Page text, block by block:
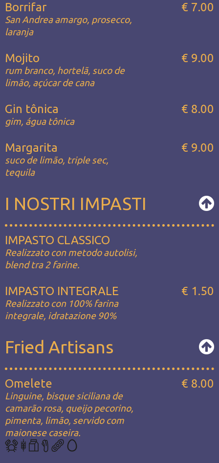
Borrifar
San Andrea amargo, prosecco,
laranja
€ 7.00
Mojito
rum branco, hortelã, suco de
limão, açúcar de cana
€ 9.00
Gin tônica
gim, água tônica
€ 8.00
Margarita
suco de limão, triple sec,
tequila
€ 9.00
I NOSTRI IMPASTI
IMPASTO CLASSICO
Realizzato con metodo autolisi,
blend tra 2 farine.
IMPASTO INTEGRALE
Realizzato con 100% farina
integrale, idratazione 90%
€ 1.50
Fried Artisans
Omelete
Linguine, bisque siciliana de
camarão rosa, queijo pecorino,
pimenta, limão, servido com
maionese caseira.
€ 8.00